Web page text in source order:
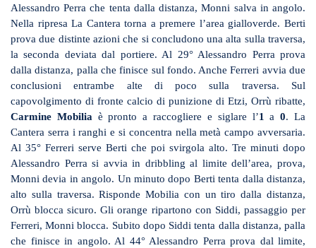
Alessandro Perra che tenta dalla distanza, Monni salva in angolo.
Nella ripresa La Cantera torna a premere l’area gialloverde. Berti
prova due distinte azioni che si concludono una alta sulla traversa,
la seconda deviata dal portiere. Al 29° Alessandro Perra prova
dalla distanza, palla che finisce sul fondo. Anche Ferreri avvia due
conclusioni entrambe alte di poco sulla traversa. Sul
capovolgimento di fronte calcio di punizione di Etzi, Orrù ribatte,
Carmine Mobilia è pronto a raccogliere e siglare l’1 a0. La
Cantera serra i ranghi e si concentra nella metà campo avversaria.
Al 35° Ferreri serve Berti che poi svirgola alto. Tre minuti dopo
Alessandro Perra si avvia in dribbling al limite dell’area, prova,
Monni devia in angolo. Un minuto dopo Berti tenta dalla distanza,
alto sulla traversa. Risponde Mobilia con un tiro dalla distanza,
Orrù blocca sicuro. Gli orange ripartono con Siddi, passaggio per
Ferreri, Monni blocca. Subito dopo Siddi tenta dalla distanza, palla
che finisce in angolo. Al 44° Alessandro Perra prova dal limite,